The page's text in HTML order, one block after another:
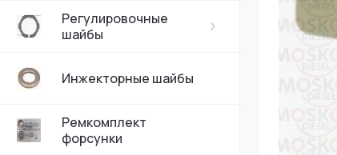
Регулировочные
шайбы
Инжекторные шайбы
Ремкомплект
форсунки